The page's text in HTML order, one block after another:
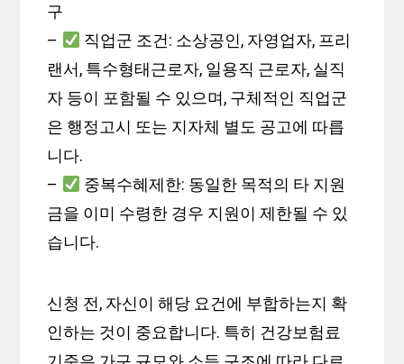
구
–
직업군 조건: 소상공인, 자영업자, 프리
랜서, 특수형태근로자, 일용직 근로자, 실직
자 등이 포함될 수 있으며, 구체적인 직업군
은 행정고시 또는 지자체 별도 공고에 따릅
니다.
–
중복수혜제한: 동일한 목적의 타 지원
금을 이미 수령한 경우 지원이 제한될 수 있
습니다.
신청 전, 자신이 해당 요건에 부합하는지 확
인하는 것이 중요합니다. 특히 건강보험료